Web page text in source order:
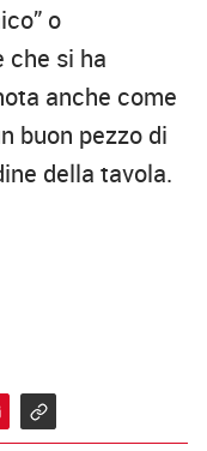
o
che si ha
anche come
buon pezzo di
della tavola.